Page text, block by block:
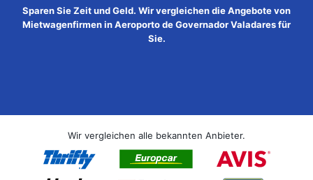
Sparen Sie Zeit und Geld. Wir vergleichen die Angebote von
Mietwagenfirmen in Aeroporto de Governador Valadares für
Sie.
Wir vergleichen alle bekannten Anbieter.